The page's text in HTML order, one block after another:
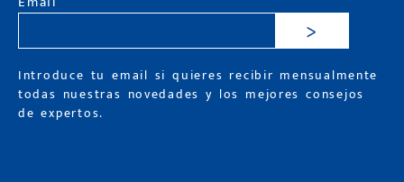
>
Introduce tu email si quieres recibir mensualmente
todas nuestras novedades y los mejores consejos
de expertos.